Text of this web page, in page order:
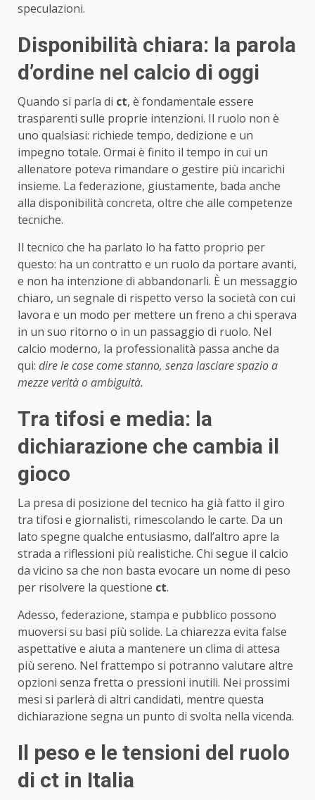
speculazioni.
Disponibilità chiara: la parola
d’ordine nel calcio di oggi
Quando si parla di ct, è fondamentale essere
trasparenti sulle proprie intenzioni. Il ruolo non è
uno qualsiasi: richiede tempo, dedizione e un
impegno totale. Ormai è finito il tempo in cui un
allenatore poteva rimandare o gestire più incarichi
insieme. La federazione, giustamente, bada anche
alla disponibilità concreta, oltre che alle competenze
tecniche.
Il tecnico che ha parlato lo ha fatto proprio per
questo: ha un contratto e un ruolo da portare avanti,
e non ha intenzione di abbandonarli. È un messaggio
chiaro, un segnale di rispetto verso la società con cui
lavora e un modo per mettere un freno a chi sperava
in un suo ritorno o in un passaggio di ruolo. Nel
calcio moderno, la professionalità passa anche da
qui: dire le cose come stanno, senza lasciare spazio a
mezze verità o ambiguità.
Tra tifosi e media: la
dichiarazione che cambia il
gioco
La presa di posizione del tecnico ha già fatto il giro
tra tifosi e giornalisti, rimescolando le carte. Da un
lato spegne qualche entusiasmo, dall’altro apre la
strada a riflessioni più realistiche. Chi segue il calcio
da vicino sa che non basta evocare un nome di peso
per risolvere la questione ct.
Adesso, federazione, stampa e pubblico possono
muoversi su basi più solide. La chiarezza evita false
aspettative e aiuta a mantenere un clima di attesa
più sereno. Nel frattempo si potranno valutare altre
opzioni senza fretta o pressioni inutili. Nei prossimi
mesi si parlerà di altri candidati, mentre questa
dichiarazione segna un punto di svolta nella vicenda.
Il peso e le tensioni del ruolo
di ct in Italia